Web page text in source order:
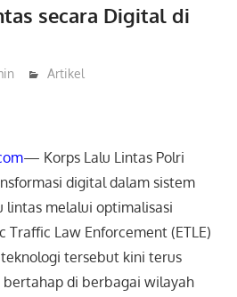
secara Digital di
Artikel
— Korps Lalu Lintas Polri
digital dalam sistem
lintas melalui optimalisasi
Traffic Law Enforcement (ETLE)
tersebut kini terus
di berbagai wilayah